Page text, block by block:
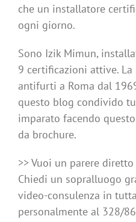
che un installatore
ogni giorno.
Sono Izik Mimun,
9 certificazioni attive.
antifurti a Roma dal
questo blog condivido
imparato facendo
da brochure.
>> Vuoi un parere
Chiedi un sopralluogo
video-consulenza in
personalmente al 328/